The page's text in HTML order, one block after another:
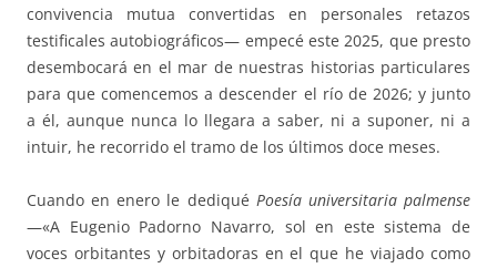
convivencia mutua convertidas en personales retazos
testificales autobiográficos— empecé este 2025, que presto
desembocará en el mar de nuestras historias particulares
para que comencemos a descender el río de 2026; y junto
a él, aunque nunca lo llegara a saber, ni a suponer, ni a
intuir, he recorrido el tramo de los últimos doce meses.
Cuando en enero le dediqué Poesía universitaria palmense
—«A Eugenio Padorno Navarro, sol en este sistema de
voces orbitantes y orbitadoras en el que he viajado como